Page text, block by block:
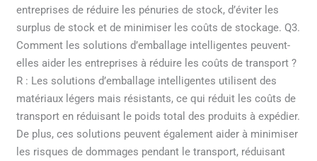
entreprises de réduire les pénuries de stock, d’éviter les
surplus de stock et de minimiser les coûts de stockage. Q3.
Comment les solutions d’emballage intelligentes peuvent-
elles aider les entreprises à réduire les coûts de transport ?
R : Les solutions d’emballage intelligentes utilisent des
matériaux légers mais résistants, ce qui réduit les coûts de
transport en réduisant le poids total des produits à expédier.
De plus, ces solutions peuvent également aider à minimiser
les risques de dommages pendant le transport, réduisant